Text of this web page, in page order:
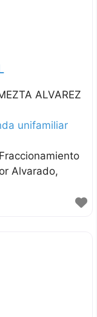
ALVAREZ
unifamiliar
Alvarado